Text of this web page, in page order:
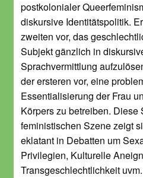
postkolonialer
diskursive Identitätspolitik.
zweiten vor, das
Subjekt gänzlich in
Sprachvermittlung
der ersteren vor, eine
Essentialisierung der Frau
Körpers zu betreiben. Diese
feministischen Szene zeigt
eklatant in Debatten um
Privilegien, Kulturelle
Transgeschlechtlichkeit uvm.